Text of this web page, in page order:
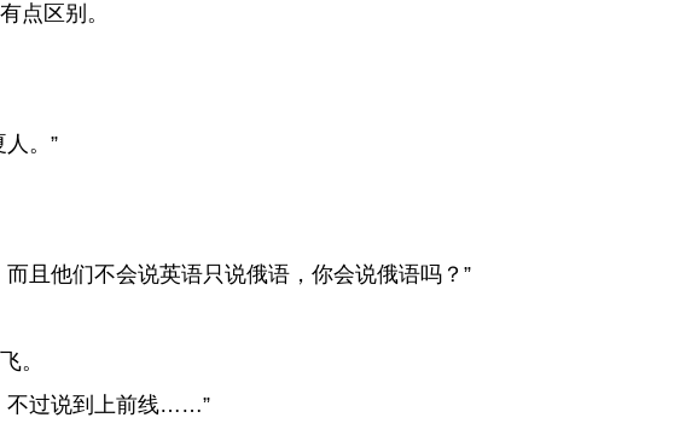
点区别。
。”
且他们不会说英语只说俄语，你会说俄语吗？”
。
不过说到上前线……”